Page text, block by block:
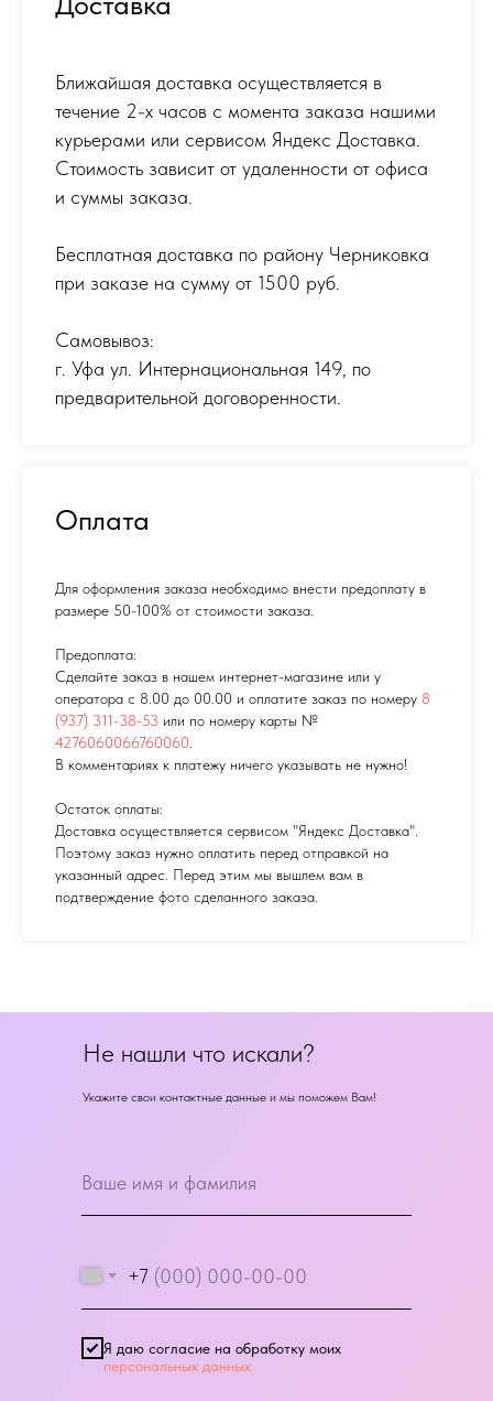
Ближайшая доставка осуществляется в
течение 2-х часов с момента заказа нашими
курьерами или сервисом Яндекс Доставка.
Стоимость зависит от удаленности от офиса
и суммы заказа.
Бесплатная доставка по району Черниковка
при заказе на сумму от 1500 руб.
Самовывоз:
г. Уфа ул. Интернациональная 149, по
предварительной договоренности.
Оплата
Для оформления заказа необходимо внести предоплату в
размере 50-100% от стоимости заказа.
Предоплата:
Сделайте заказ в нашем интернет-магазине или у
оператора с 8.00 до 00.00 и оплатите заказ по номеру 8
(937) 311-38-53 или по номеру карты №
4276060066760060
В комментариях к платежу ничего указывать не нужно!
Остаток оплаты:
Доставка осуществляется сервисом "Яндекс Доставка".
Поэтому заказ нужно оплатить перед отправкой на
указанный адрес. Перед этим мы вышлем вам в
подтверждение фото сделанного заказа.
+7
Я даю согласие на обработку моих
персональных данных
Не нашли что искали?
Укажите свои контактные данные и мы поможем Вам!